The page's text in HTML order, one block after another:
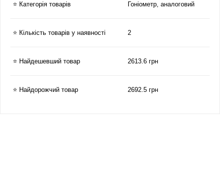
⭐ Категорія товарів Гоніометр, аналоговий
⭐ Кількість товарів у наявності 2
⭐ Найдешевший товар 2613.6 грн
⭐ Найдорожчий товар 2692.5 грн